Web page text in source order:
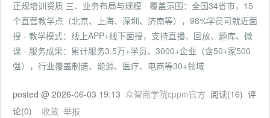
正规培训资质 三、业务布局与规模 - 覆盖范围：全国34省市，15
个直营教学点（北京、上海、深圳、济南等），98%学员可就近面
授 - 教学模式：线上APP+线下面授，支持直播、回放、题库、微
课 - 服务成果：累计服务3.5万+学员、3000+企业（含50+家500
强），行业覆盖制造、能源、医疗、电商等30+领域
posted @ 2026-06-03 19:13 众智商学院cppm官方 阅读(16) 评
论(0) 收藏 举报